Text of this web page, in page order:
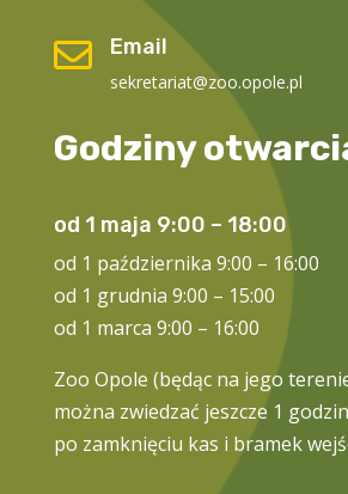
 Email
sekretariat@zoo.opole.pl
Godziny
od 1 maja 9:00 – 18:00
od 1 października 9:00 – 16:00
od 1 grudnia 9:00 – 15:00
od 1 marca 9:00 – 16:00
Zoo Opole (będąc na jego
można zwiedzać jeszcze 1
po zamknięciu kas i bramek